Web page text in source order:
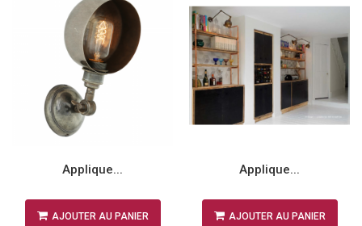
Applique...
AJOUTER AU PANIER
Applique...
AJOUTER AU PANIER